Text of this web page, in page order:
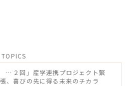
TOPICS
「第２回」産学連携プロジェクト緊
張、喜びの先に得る未来のチカラ